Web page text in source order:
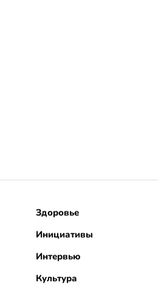
Здоровье
Инициативы
Интервью
Культура